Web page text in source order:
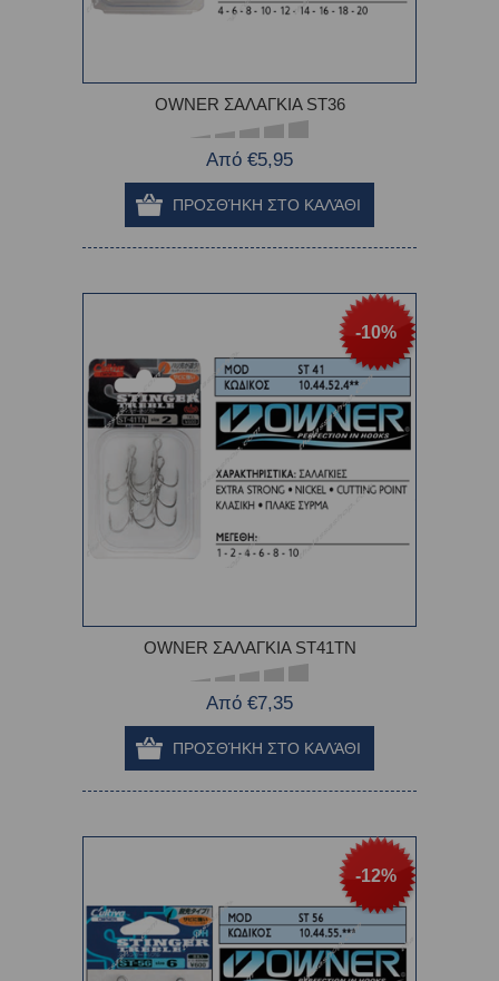
OWNER ΣΑΛΑΓΚΙΑ ST36
Από €5,95
-10%
OWNER ΣΑΛΑΓΚΙΑ ST41TN
Από €7,35
-12%